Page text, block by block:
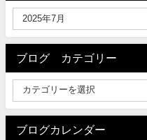
ブログ カテゴリー
ブログカレンダー